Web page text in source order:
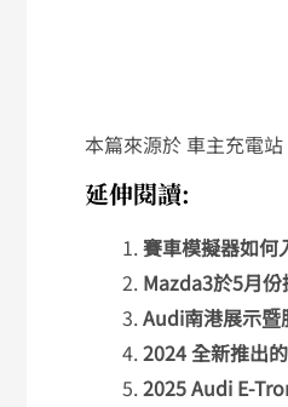
本篇來源於 車主充電站
延伸閱讀:
賽車模擬器如何
Mazda3於5月
Audi南港展示暨
2024 全新推出
2025 Audi E-